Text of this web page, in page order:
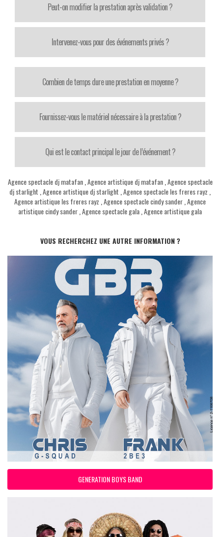
Peut-on modifier la prestation après validation ?
Intervenez-vous pour des événements privés ?
Combien de temps dure une prestation en moyenne ?
Fournissez-vous le matériel nécessaire à la prestation ?
Qui est le contact principal le jour de l’événement ?
Agence spectacle dj matafan, Agence artistique dj matafan, Agence spectacle
dj starlight Agence artistique dj starlight Agence spectacle les freres rayz
Agence artistique les freres rayz Agence spectacle cindy sander Agence
artistique cindy sander Agence spectacle gala Agence artistique gala
VOUS RECHERCHEZ UNE AUTRE INFORMATION ?
GENERATION BOYS BAND